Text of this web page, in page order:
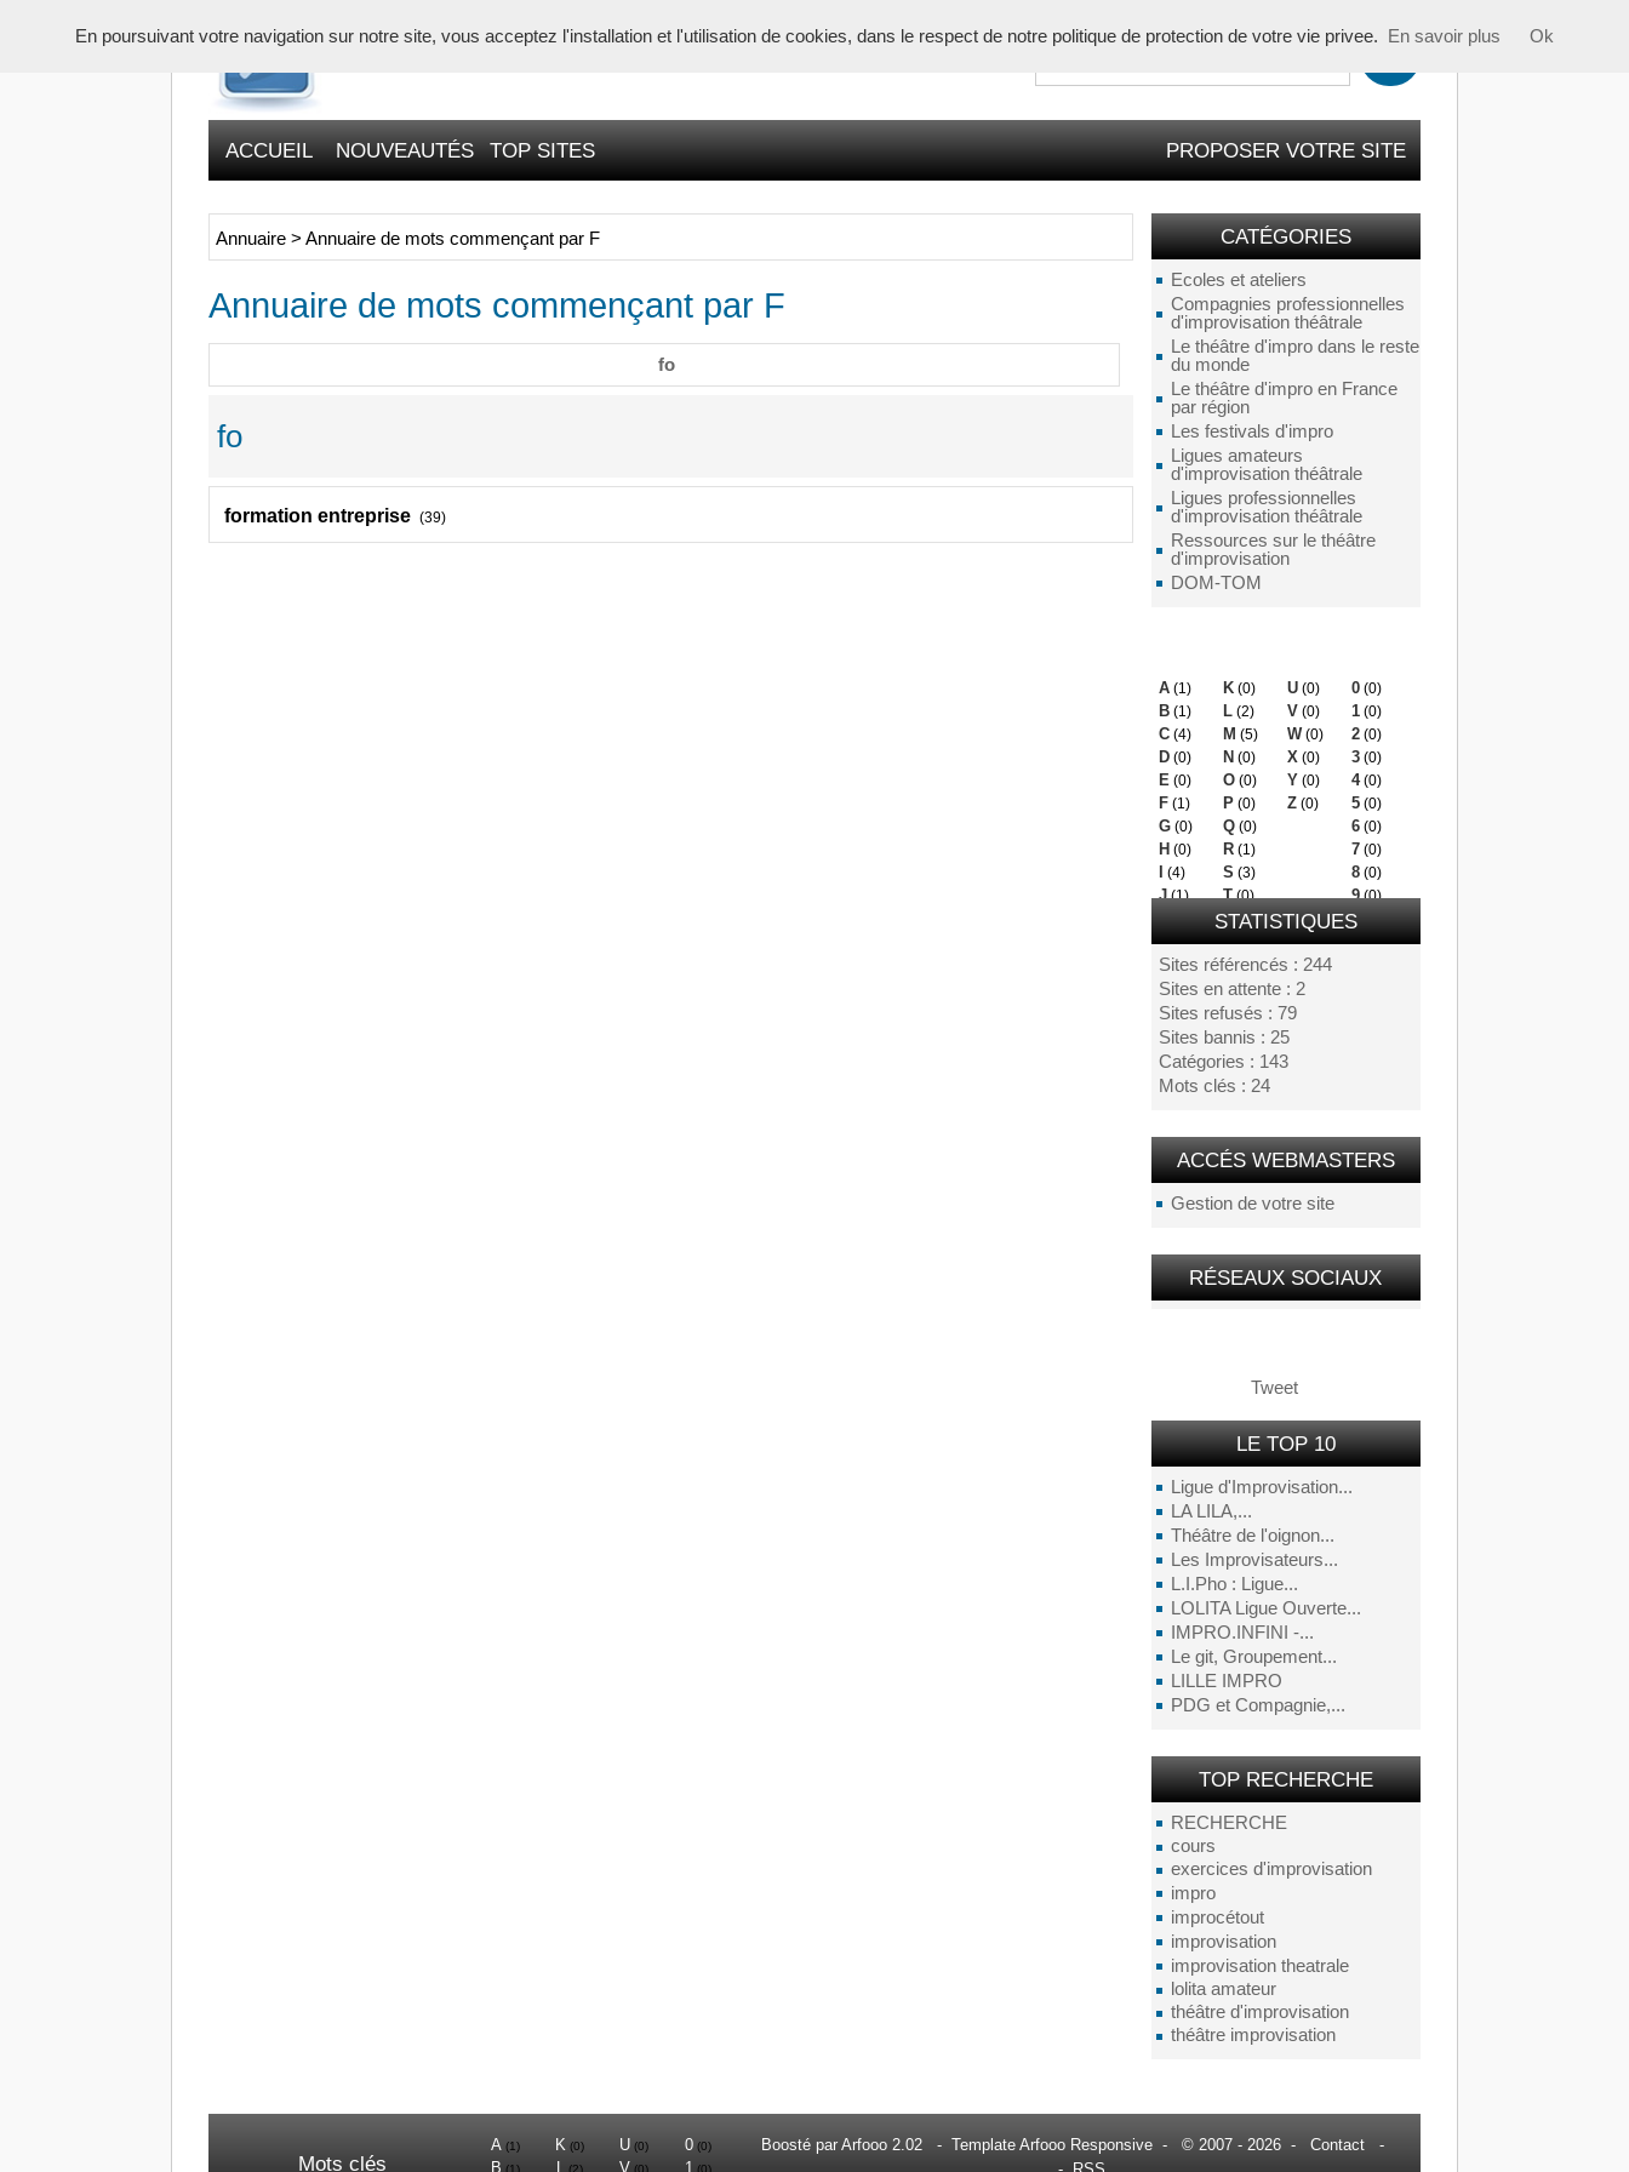
ACCUEIL NOUVEAUTÉS TOP SITES PROPOSER VOTRE SITE
CATÉGORIES
Ecoles et ateliers
Compagnies professionnelles
d'improvisation théâtrale
Le théâtre d'impro dans le reste
du monde
Le théâtre d'impro en France
par région
Les festivals d'impro
Ligues amateurs
d'improvisation théâtrale
Ligues professionnelles
d'improvisation théâtrale
Ressources sur le théâtre
d'improvisation
DOM-TOM
A(1)
B(1)
C(4)
D(0)
E (0)
F(1)
G(0)
H (0)
(4)
J(1)
K(0)
L(2)
M (5)
N (0)
O(0)
P(0)
Q(0)
R(1)
S (3)
T(0)
U(0)
V (0)
W(0)
X (0)
Y (0)
Z(0)
0(0)
1(0)
2(0)
3(0)
4(0)
5(0)
6(0)
7(0)
8(0)
9(0)
STATISTIQUES
Sites référencés : 244
Sites en attente : 2
Sites refusés : 79
Sites bannis : 25
Catégories : 143
Mots clés : 24
ACCÉS WEBMASTERS
Gestion de votre site
RÉSEAUX SOCIAUX
Tweet
LE TOP 10
Ligue d'Improvisation...
LA LILA,...
Théâtre de l'oignon...
Les Improvisateurs...
L.I.Pho : Ligue...
LOLITA Ligue Ouverte...
IMPRO.INFINI -...
Le git, Groupement...
LILLE IMPRO
PDG et Compagnie,...
TOP RECHERCHE
RECHERCHE
cours
exercices d'improvisation
impro
improcétout
improvisation
improvisation theatrale
lolita amateur
théâtre d'improvisation
théâtre improvisation
Annuaire > Annuaire de mots commençant par F
Annuaire de mots commençant par F
fo
fo
formation entreprise (39)
Mots clés
A (1)
B (1)
K (0)
(2)
U(0)
V (0)
0(0)
1 (0)
Boosté par Arfooo 2.02- Template Arfooo Responsive- © 2007 - 2026 - Contact-
En poursuivant votre navigation sur notre site, vous acceptez l'installation et l'utilisation de cookies, dans le respect de notre politique de protection de votre vie privee. En savoir plus Ok